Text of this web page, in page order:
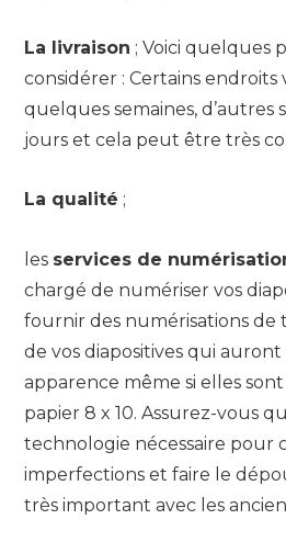
La livraison ; Voici quelques
considérer : Certains
quelques semaines,
jours et cela peut être très
La qualité ;
les services de
chargé de numériser vos
fournir des numérisations de
de vos diapositives qui
apparence même si elles
papier 8 x 10. Assurez-vous
technologie nécessaire pour
imperfections et faire le
très important avec les